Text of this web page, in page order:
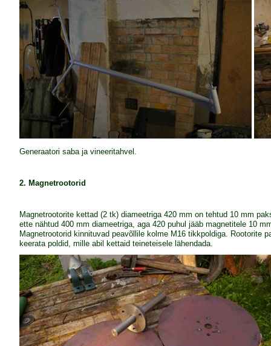
Generaatori saba ja vineeritahvel.
2. Magnetrootorid
Magnetrootorite kettad (2 tk) diameetriga 420 mm on tehtud 10 mm
ette nähtud 400 mm diameetriga, aga 420 puhul jääb magnetitele 10
Magnetrootorid kinnituvad peavõllile kolme M16 tikkpoldiga.
keerata poldid, mille abil kettaid teineteisele lähendada.